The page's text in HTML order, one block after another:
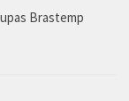
Brastemp